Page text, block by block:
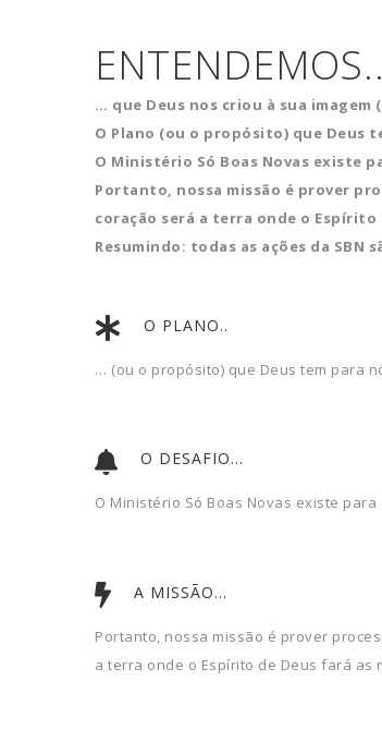
… que Deus nos criou à sua imagem
O Plano (ou o propósito) que Deus
O Ministério Só Boas Novas existe
Portanto, nossa missão é prover
coração será a terra onde o Espírito
Resumindo: todas as ações da SBN
O PLANO..
… (ou o propósito) que Deus tem para
O DESAFIO...
O Ministério Só Boas Novas existe
A MISSÃO...
Portanto, nossa missão é prover
a terra onde o Espírito de Deus fará as